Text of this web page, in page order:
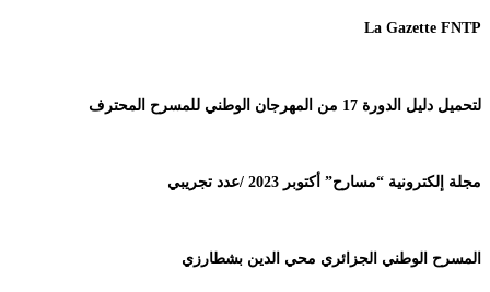
La Gazette FNTP
لتحميل دليل الدورة 17 من المهرجان الوطني للمسرح المحترف
مجلة إلكترونية “مسارح” أكتوبر 2023 /عدد تجريبي
المسرح الوطني الجزائري محي الدين بشطارزي